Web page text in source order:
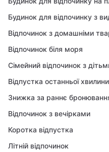
Будинок для відпочинку з
Відпочинок з домашніми
Відпочинок біля моря
Сімейний відпочинок з
Відпустка останньої хвилини
Знижка за раннє
Відпочинок з вечірками
Коротка відпустка
Літній відпочинок